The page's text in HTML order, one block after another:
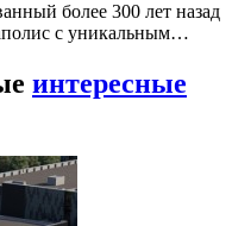
более 300 лет назад
с уникальным…
интересные